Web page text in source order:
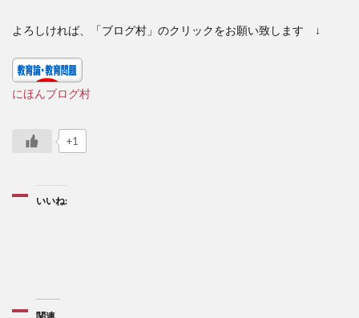
よろしければ、「ブログ村」のクリックをお願い致します ↓
にほんブログ村
+1
いいね: